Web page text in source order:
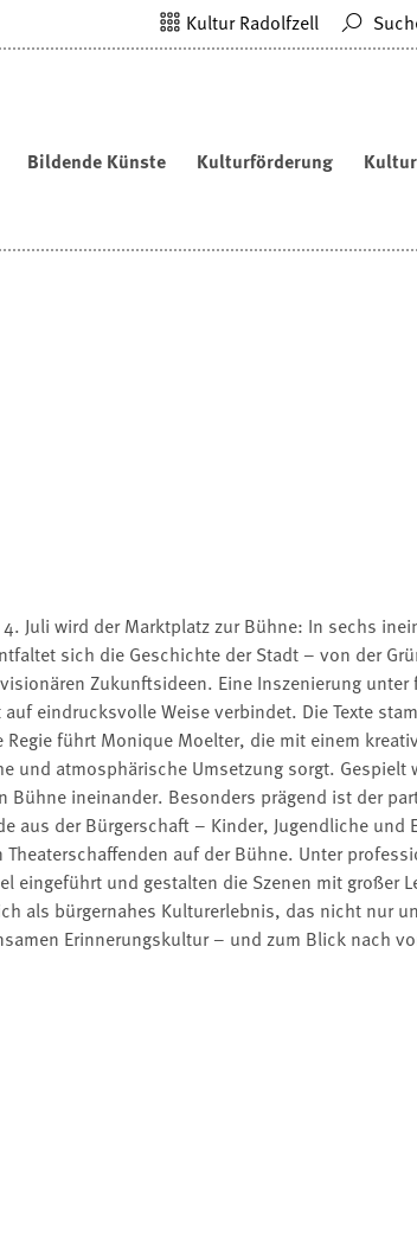
Kultur Radolfzell
Bildende Künste Kulturförderung
Juli wird der Marktplatz zur Bühne: In sechs
sich die Geschichte der Stadt – von der
Zukunftsideen. Eine Inszenierung
auf eindrucksvolle Weise verbindet. Die Texte
Regie führt Monique Moelter, die mit einem
und atmosphärische Umsetzung sorgt.
Bühne ineinander. Besonders prägend ist der
aus der Bürgerschaft – Kinder, Jugendliche und
Theaterschaffenden auf der Bühne. Unter
eingeführt und gestalten die Szenen mit großer
als bürgernahes Kulturerlebnis, das nicht nur
Erinnerungskultur – und zum Blick nach